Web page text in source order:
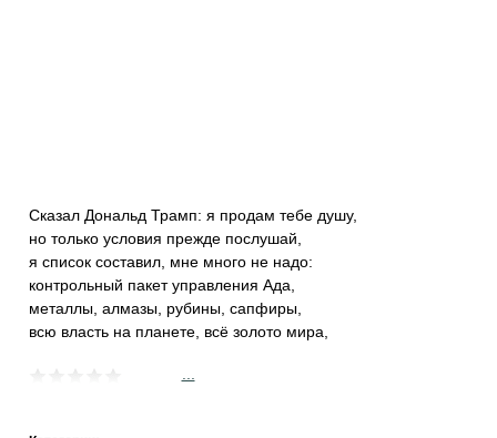
Сказал Дональд Трамп: я продам тебе душу,
но только условия прежде послушай,
я список составил, мне много не надо:
контрольный пакет управления Ада,
металлы, алмазы, рубины, сапфиры,
всю власть на планете, всё золото мира,